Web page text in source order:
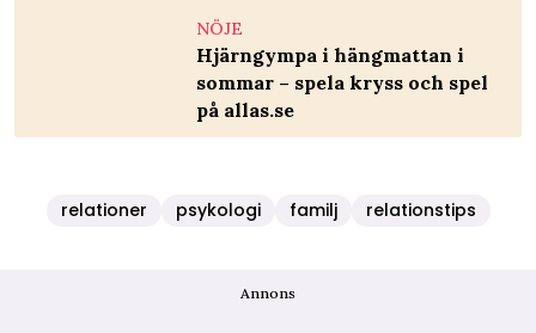
NÖJE
Hjärngympa i hängmattan i
sommar – spela kryss och spel
på allas.se
relationer psykologi familj relationstips
Annons